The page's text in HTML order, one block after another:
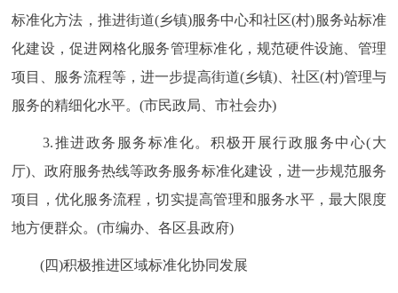
标准化方法，推进街道(乡镇)服务中心和社区(村)服务站标准
化建设，促进网格化服务管理标准化，规范硬件设施、管理
项目、服务流程等，进一步提高街道(乡镇)、社区(村)管理与
服务的精细化水平。(市民政局、市社会办)
3.推进政务服务标准化。积极开展行政服务中心(大
厅)、政府服务热线等政务服务标准化建设，进一步规范服务
项目，优化服务流程，切实提高管理和服务水平，最大限度
地方便群众。(市编办、各区县政府)
(四)积极推进区域标准化协同发展